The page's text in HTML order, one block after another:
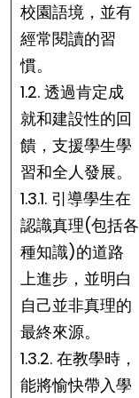
校園語境，並有
經常閱讀的習
慣。
1.2. 透過肯定成
就和建設性的回
饋，支援學生學
習和全人發展。
1.3.1. 引導學生在
認識真理(包括各
種知識)的道路
上進步，並明白
自己並非真理的
最終來源。
1.3.2. 在教學時，
能將愉快帶入學